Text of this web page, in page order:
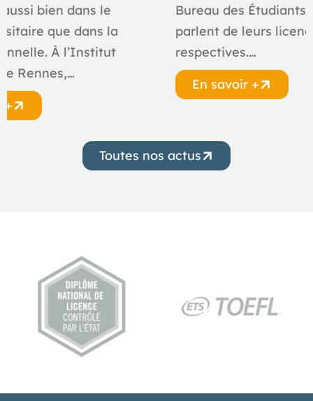
bien dans le
que dans la
À l’Institut
Rennes,…
+
Bureau des Étudiants
parlent de leurs
respectives.…
En savoir +
Toutes nos actus